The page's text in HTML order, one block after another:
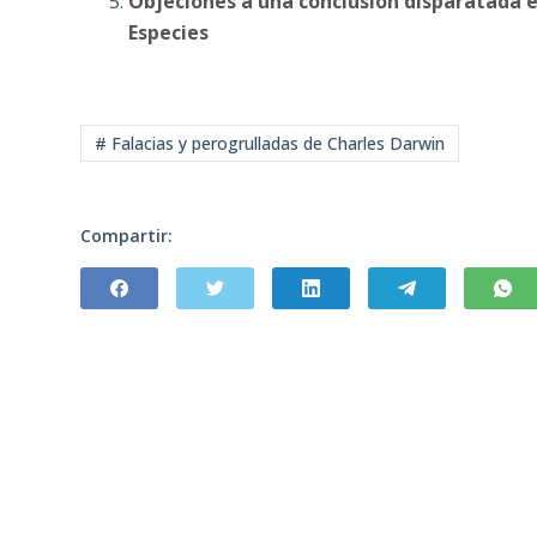
Especies
# Falacias y perogrulladas de Charles Darwin
Compartir: